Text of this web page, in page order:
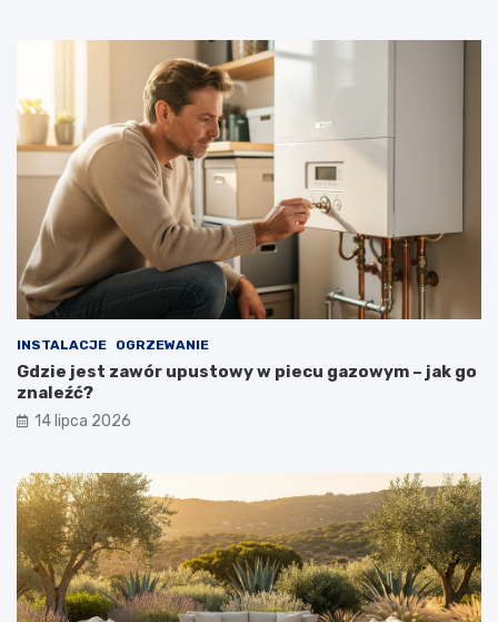
INSTALACJE OGRZEWANIE
Gdzie jest zawór upustowy w piecu gazowym – jak go
znaleźć?
14 lipca 2026